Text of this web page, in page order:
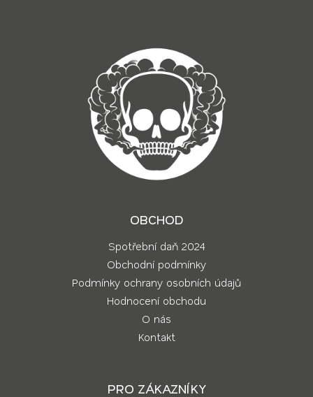
OBCHOD
Spotřební daň 2024
Obchodní podmínky
Podmínky ochrany osobních údajů
Hodnocení obchodu
O nás
Kontakt
PRO ZÁKAZNÍKY